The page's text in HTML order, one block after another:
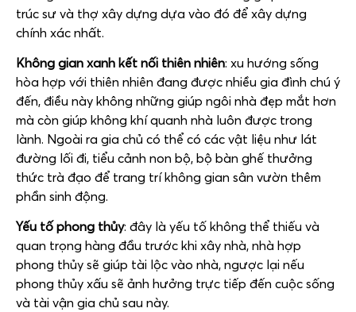
trúc sư và thợ xây dựng dựa vào đó để xây dựng
chính xác nhất.
Không gian xanh kết nối thiên nhiên: xu hướng sống
hòa hợp với thiên nhiên đang được nhiều gia đình chú ý
đến, điều này không những giúp ngôi nhà đẹp mắt hơn
mà còn giúp không khí quanh nhà luôn được trong
lành. Ngoài ra gia chủ có thể có các vật liệu như lát
đường lối đi, tiểu cảnh non bộ, bộ bàn ghế thưởng
thức trà đạo để trang trí không gian sân vườn thêm
phần sinh động.
Yếu tố phong thủy: đây là yếu tố không thể thiếu và
quan trọng hàng đầu trước khi xây nhà, nhà hợp
phong thủy sẽ giúp tài lộc vào nhà, ngược lại nếu
phong thủy xấu sẽ ảnh hưởng trực tiếp đến cuộc sống
và tài vận gia chủ sau này.